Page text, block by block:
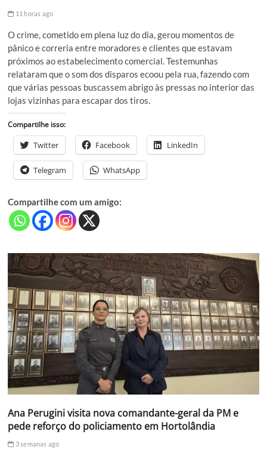
11 horas ago
O crime, cometido em plena luz do dia, gerou momentos de
pânico e correria entre moradores e clientes que estavam
próximos ao estabelecimento comercial. Testemunhas
relataram que o som dos disparos ecoou pela rua, fazendo com
que várias pessoas buscassem abrigo às pressas no interior das
lojas vizinhas para escapar dos tiros.
Compartilhe isso:
Twitter Facebook LinkedIn
Telegram WhatsApp
Compartilhe com um amigo:
Ana Perugini visita nova comandante-geral da PM e
pede reforço do policiamento em Hortolândia
3 semanas ago